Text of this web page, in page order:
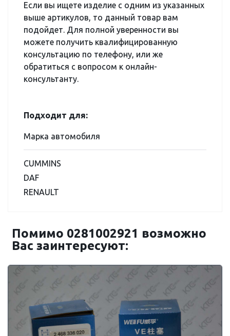
Если вы ищете изделие с одним из указанных
выше артикулов, то данный товар вам
подойдет. Для полной уверенности вы
можете получить квалифицированную
консультацию по телефону, или же
обратиться с вопросом к онлайн-
консультанту.
Подходит для:
Марка автомобиля
CUMMINS
DAF
RENAULT
Помимо 0281002921 возможно
Вас заинтересуют: